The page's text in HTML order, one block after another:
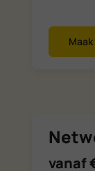
vanaf